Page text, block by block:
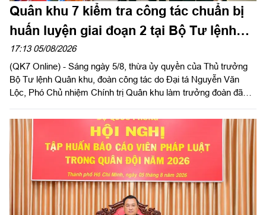
Quân khu 7 kiểm tra công tác chuẩn bị
huấn luyện giai đoạn 2 tại Bộ Tư lệnh
Thành phố Hồ Chí Minh
17:13 05/08/2026
(QK7 Online) - Sáng ngày 5/8, thừa ủy quyền của Thủ trưởng
Bộ Tư lệnh Quân khu, đoàn công tác do Đại tá Nguyễn Văn
Lộc, Phó Chủ nhiệm Chính trị Quân khu làm trưởng đoàn đã
năm 2026 tại Trung đoàn Minh Đạm và Ban Chỉ huy Quân sự
(CHQS) phường Tam Long (Bộ Tư lệnh TP Hồ Chí Minh).